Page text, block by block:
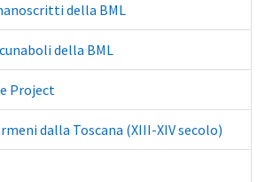
della BML
della BML
Project
dalla Toscana (XIII-XIV secolo)